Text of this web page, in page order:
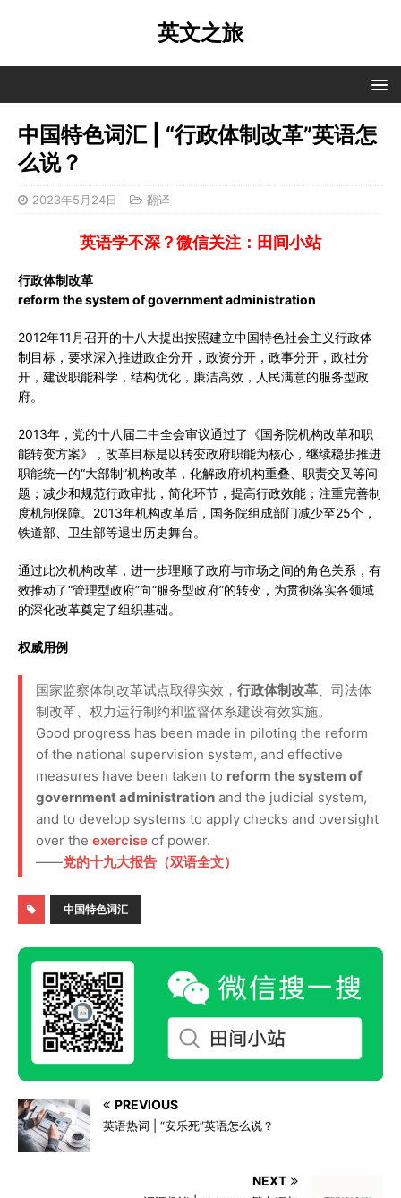
英文之旅
中国特色词汇 | “行政体制改革”英语怎
么说？
2023年5月24日 翻译
英语学不深？微信关注：田间小站
行政体制改革
reform the system of government administration
2012年11月召开的十八大提出按照建立中国特色社会主义行政体
制目标，要求深入推进政企分开，政资分开，政事分开，政社分
开，建设职能科学，结构优化，廉洁高效，人民满意的服务型政
府。
2013年，党的十八届二中全会审议通过了《国务院机构改革和职
能转变方案》，改革目标是以转变政府职能为核心，继续稳步推进
职能统一的“大部制”机构改革，化解政府机构重叠、职责交叉等问
题；减少和规范行政审批，简化环节，提高行政效能；注重完善制
度机制保障。2013年机构改革后，国务院组成部门减少至25个，
铁道部、卫生部等退出历史舞台。
通过此次机构改革，进一步理顺了政府与市场之间的角色关系，有
效推动了“管理型政府”向“服务型政府”的转变，为贯彻落实各领域
的深化改革奠定了组织基础。
权威用例
国家监察体制改革试点取得实效， 行政体制改革、司法体
制改革、权力运行制约和监督体系建设有效实施。
Good progress has been made in piloting the reform
of the national supervision system, and effective
measures have been taken to reform the system of
government administration and the judicial system,
and to develop systems to apply checks and oversight
over the exercise of power.
——党的十九大报告（双语全文）
中国特色词汇
PREVIOUS
英语热词 | “安乐死”英语怎么说？
NEXT